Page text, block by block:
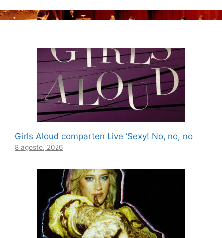
Girls Aloud comparten Live ‘Sexy! No, no, no
8 agosto, 2026